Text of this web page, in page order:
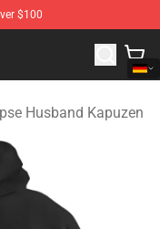
$100
Husband
Husband Kapuzen